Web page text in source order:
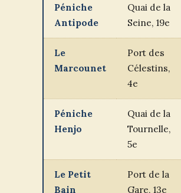
Péniche
Antipode
Quai de la
Seine, 19e
Le
Marcounet
Port des
Célestins,
4e
Péniche
Henjo
Quai de la
Tournelle,
5e
Le Petit
Bain
Port de la
Gare, 13e